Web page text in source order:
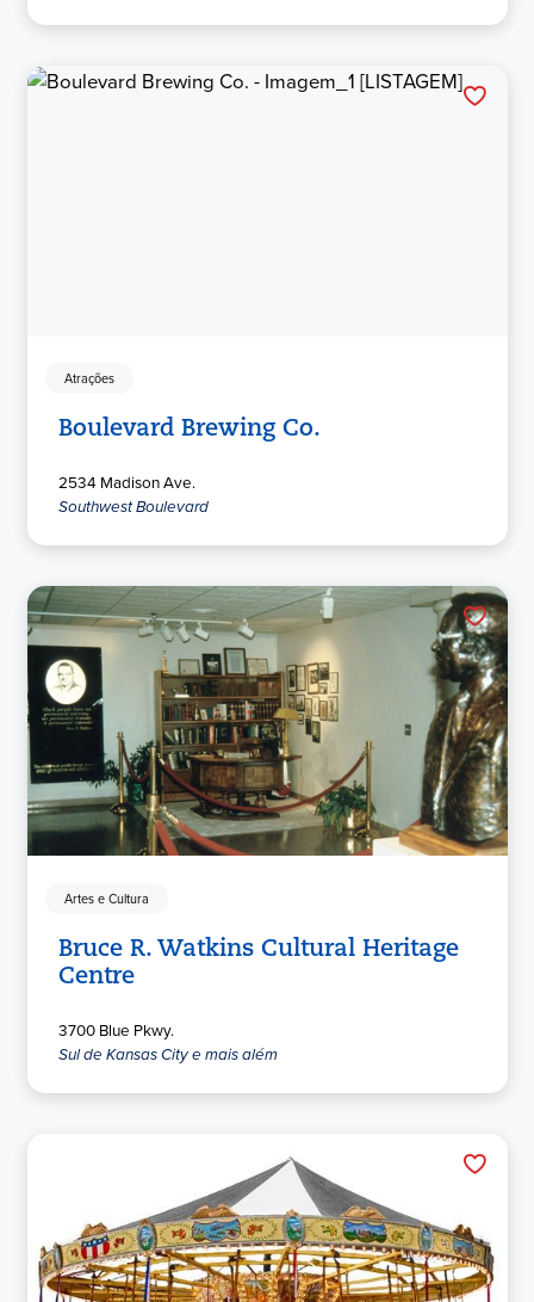
Atrações
Boulevard Brewing Co.
2534 Madison Ave.
Southwest Boulevard
Artes e Cultura
Bruce R. Watkins Cultural Heritage
Centre
3700 Blue Pkwy.
Sul de Kansas City e mais além